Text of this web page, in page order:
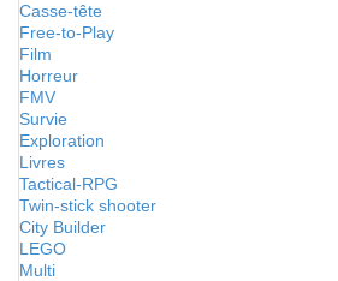
Casse-tête
Free-to-Play
Film
Horreur
FMV
Survie
Exploration
Livres
Tactical-RPG
Twin-stick shooter
City Builder
LEGO
Multi